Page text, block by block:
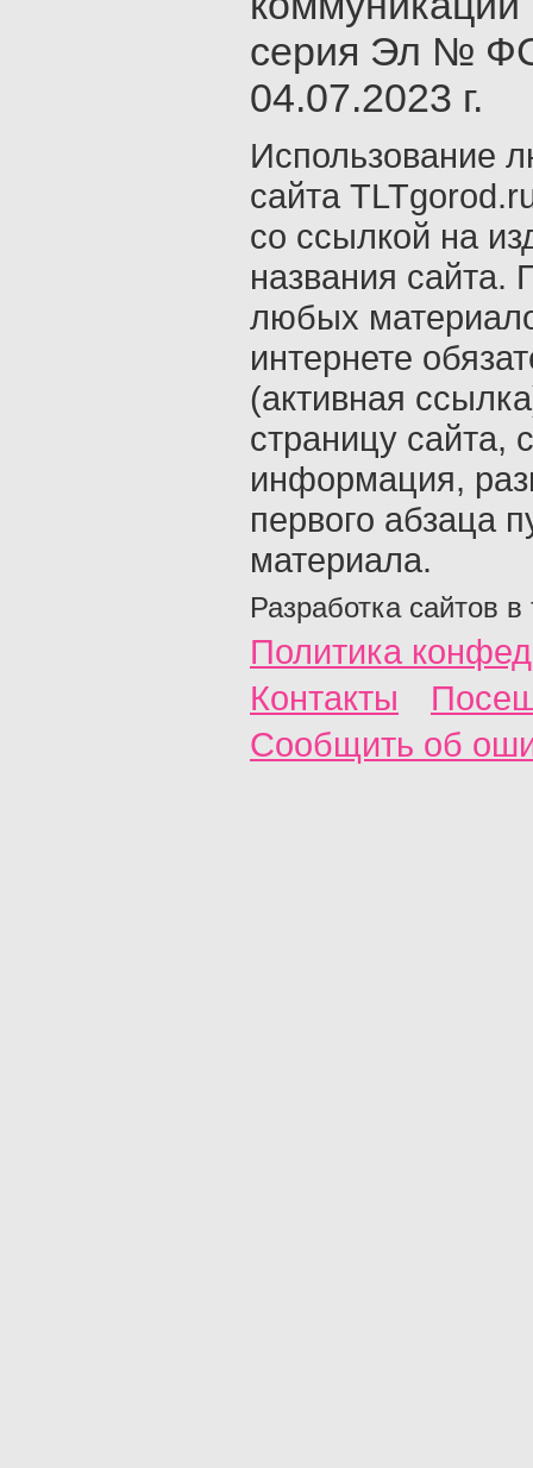
серия Эл №
04.07.2023 г.
Использование
сайта
со ссылкой на
названия сайта.
любых
интернете
(активная
страницу сайта,
информация,
первого абзаца
материала.
Разработка сайтов в
Политика
Контакты
Сообщить об